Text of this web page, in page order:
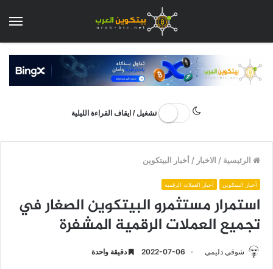
تشغيل / ايقاف القراءة الليلية
الرئيسية / الاخبار /أخبار البيتكوين
أخبار البيتكوين أخبار العملات الرقمية
استمرار مستثمرو البيتكوين الصغار في
تجميع العملات الرقمية المشفرة
شوقي دليمي 2022-07-06 دقيقة واحدة